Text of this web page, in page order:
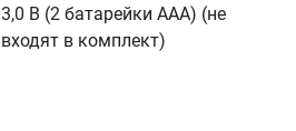
3,0 В (2 батарейки ААА) (не
входят в комплект)